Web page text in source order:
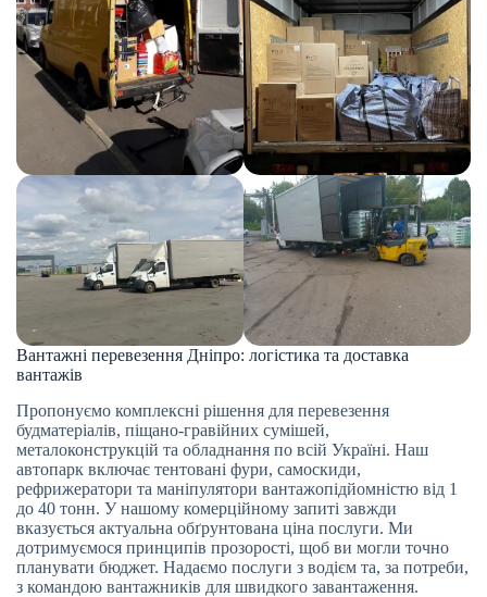
Вантажні перевезення Дніпро: логістика та доставка
вантажів
Пропонуємо комплексні рішення для перевезення
будматеріалів, піщано-гравійних сумішей,
металоконструкцій та обладнання по всій Україні. Наш
автопарк включає тентовані фури, самоскиди,
рефрижератори та маніпулятори вантажопідйомністю від 1
до 40 тонн. У нашому комерційному запиті завжди
вказується актуальна обґрунтована ціна послуги. Ми
дотримуємося принципів прозорості, щоб ви могли точно
планувати бюджет. Надаємо послуги з водієм та, за потреби,
з командою вантажників для швидкого завантаження.